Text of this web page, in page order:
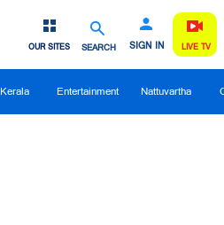
SEARCH SIGN IN
OUR SITES LIVE TV
Kerala Entertainment Nattuvartha